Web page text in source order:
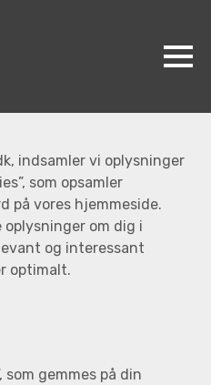
indsamler vi oplysninger
som opsamler
vores hjemmeside.
oplysninger om dig i
og interessant
optimalt.
som gemmes på din